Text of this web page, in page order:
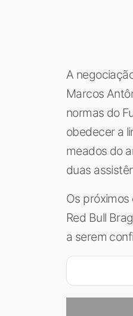
A
Marcos
normas do
obedecer a
meados do
duas
Os
Red Bull
a serem